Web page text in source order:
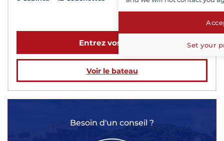
Entrez vos dates
Voir le bateau
Besoin d'un conseil ?
Set your